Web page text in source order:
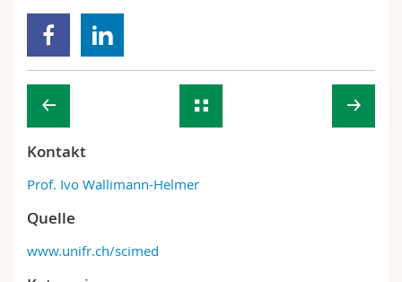
Kontakt
Prof. Ivo Wallimann-Helmer
Quelle
www.unifr.ch/scimed